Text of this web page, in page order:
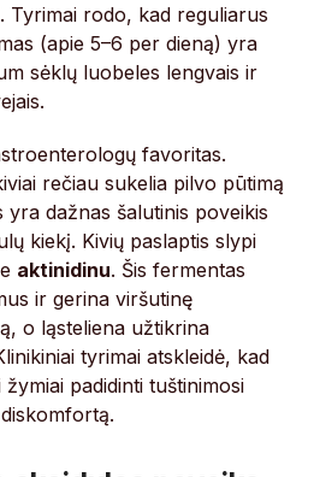
Tyrimai rodo, kad reguliarus
(apie 5–6 per dieną) yra
sėklų luobeles lengvais ir
favoritas.
rečiau sukelia pilvo pūtimą
yra dažnas šalutinis poveikis
kiekį. Kivių paslaptis slypi
aktinidinu. Šis fermentas
ir gerina viršutinę
o ląsteliena užtikrina
tyrimai atskleidė, kad
padidinti tuštinimosi